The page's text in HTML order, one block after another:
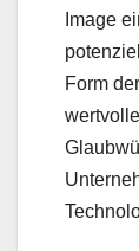
Image
Form